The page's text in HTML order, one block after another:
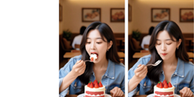
상 편집하기
한 홍보 영상 공유하기